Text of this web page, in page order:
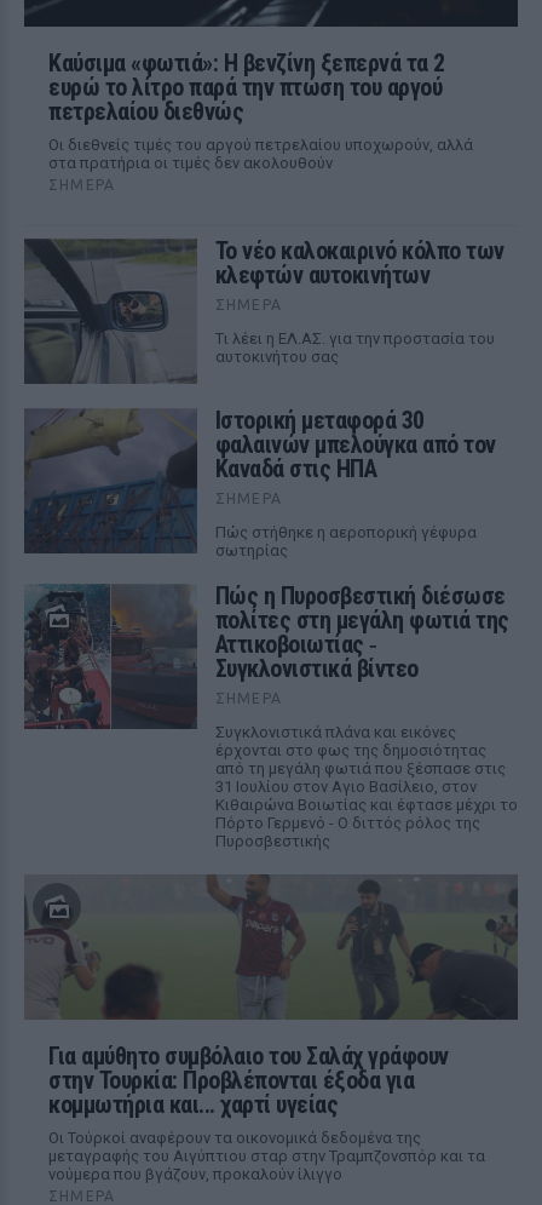
Καύσιμα «φωτιά»: Η βενζίνη ξεπερνά τα 2
ευρώ το λίτρο παρά την πτώση του αργού
πετρελαίου διεθνώς
Οι διεθνείς τιμές του αργού πετρελαίου υποχωρούν, αλλά
στα πρατήρια οι τιμές δεν ακολουθούν
ΣΉΜΕΡΑ
Το νέο καλοκαιρινό κόλπο των
κλεφτών αυτοκινήτων
ΣΉΜΕΡΑ
Tι λέει η ΕΛ.ΑΣ. για την προστασία του
αυτοκινήτου σας
Ιστορική μεταφορά 30
φαλαινών μπελούγκα από τον
Καναδά στις ΗΠΑ
ΣΉΜΕΡΑ
Πώς στήθηκε η αεροπορική γέφυρα
σωτηρίας
Πώς η Πυροσβεστική διέσωσε
πολίτες στη μεγάλη φωτιά της
Αττικοβοιωτίας ‑
Συγκλονιστικά βίντεο
ΣΉΜΕΡΑ
Συγκλονιστικά πλάνα και εικόνες
έρχονται στο φως της δημοσιότητας
από τη μεγάλη φωτιά που ξέσπασε στις
31 Ιουλίου στον Αγιο Βασίλειο, στον
Κιθαιρώνα Βοιωτίας και έφτασε μέχρι το
Πόρτο Γερμενό - Ο διττός ρόλος της
Πυροσβεστικής
Για αμύθητο συμβόλαιο του Σαλάχ γράφουν
στην Τουρκία: Προβλέπονται έξοδα για
κομμωτήρια και... χαρτί υγείας
Οι Τούρκοί αναφέρουν τα οικονομικά δεδομένα της
μεταγραφής του Αιγύπτιου σταρ στην Τραμπζονσπόρ και τα
νούμερα που βγάζουν, προκαλούν ίλιγγο
ΣΉΜΕΡΑ